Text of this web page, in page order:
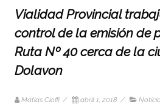
Vialidad Provincial
control de la emisión de
Ruta Nº 40 cerca de la
Dolavon
Matias Cioffi / abril 1, 2018 /